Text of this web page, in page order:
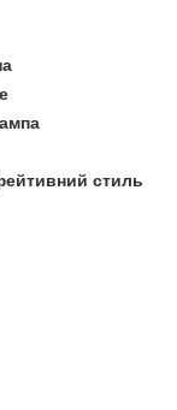
стиль